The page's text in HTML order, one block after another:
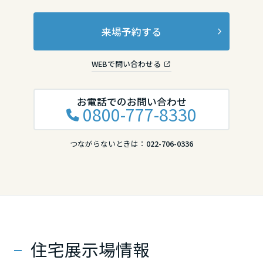
来場予約する
WEBで問い合わせる
お電話でのお問い合わせ
0800-777-8330
つながらないときは： 022-706-0336
住宅展示場情報